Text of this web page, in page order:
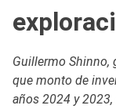
Guillermo Shinno,
que monto de
años 2024 y